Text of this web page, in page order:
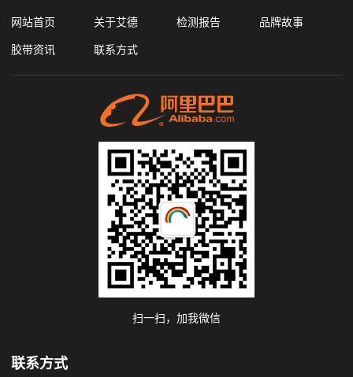
网站首页 关于艾德 检测报告
品牌故事
胶带资讯
联系方式
扫一扫，加我微信
联系方式